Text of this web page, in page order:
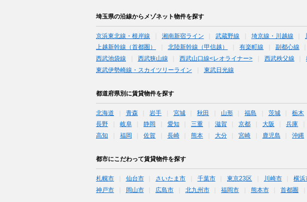
埼玉県の沿線からメゾネット物件を探す
京浜東北線・根岸線 湘南新宿ライン 武蔵野線 埼京線・川越線
上越新幹線（首都圏）
北陸新幹線（甲信越） 有楽町線 副都心線
西武池袋線
西武狭山線 西武山口線<レオライナー> 西武秩父線
東武伊勢崎線・スカイツリーライン
東武日光線
都道府県別に賃貸物件を探す
北海道 青森 岩手 宮城 秋田 山形 福島 茨城 栃木
長野
岐阜 静岡 愛知 三重 滋賀 京都 大阪 兵庫
高知
福岡 佐賀 長崎 熊本 大分 宮崎 鹿児島 沖縄
都市にこだわって賃貸物件を探す
札幌市 仙台市 さいたま市 千葉市 東京23区 川崎市 横浜
神戸市
岡山市 広島市 北九州市 福岡市 熊本市 首都圏